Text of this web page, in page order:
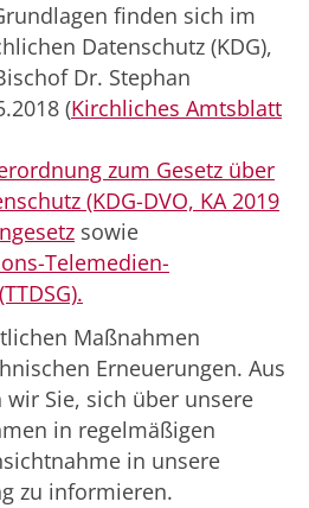
finden sich im
Datenschutz (KDG),
Dr. Stephan
(Kirchliches Amtsblatt
zum Gesetz über
(KDG-DVO, KA 2019
sowie
Telemedien-
Maßnahmen
Erneuerungen. Aus
Sie, sich über unsere
in regelmäßigen
in unsere
zu informieren.